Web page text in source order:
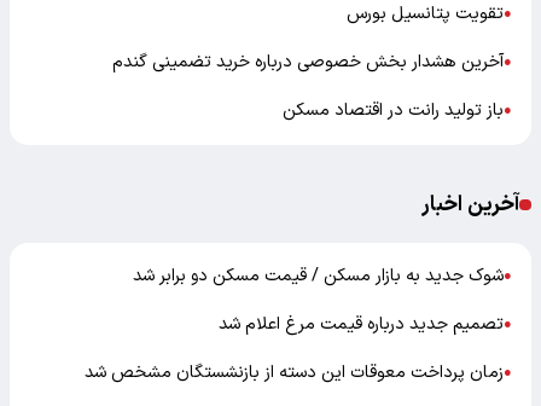
●تقویت پتانسیل بورس
●آخرین هشدار بخش خصوصی درباره خرید تضمینی گندم
●باز تولید رانت در اقتصاد مسکن
آخرین اخبار
●شوک جدید به بازار مسکن / قیمت مسکن دو برابر شد
●تصمیم جدید درباره قیمت مرغ اعلام شد
●زمان پرداخت معوقات این دسته از بازنشستگان مشخص شد